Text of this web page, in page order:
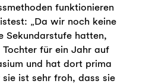
funktionieren
„Da wir noch keine
Sekundarstufe hatten,
für ein Jahr auf
und hat dort prima
ist sehr froh, dass sie